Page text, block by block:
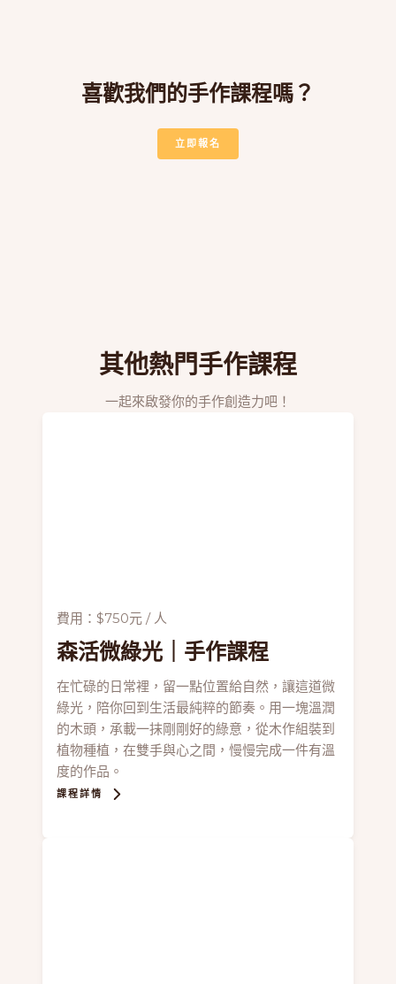
喜歡我們的手作課程嗎？
立即報名
其他熱門手作課程
一起來啟發你的手作創造力吧！
費用：$750元 / 人
森活微綠光 ｜手作課程
在忙碌的日常裡，留一點位置給自然，讓這道微
綠光，陪你回到生活最純粹的節奏。用一塊溫潤
的木頭，承載一抹剛剛好的綠意，從木作組裝到
植物種植，在雙手與心之間，慢慢完成一件有溫
度的作品。
課程詳情